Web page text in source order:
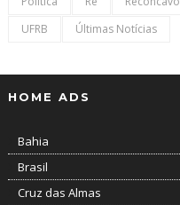
UFRB
Últimas Notícias
HOME ADS
Bahia
Brasil
Cruz das Almas